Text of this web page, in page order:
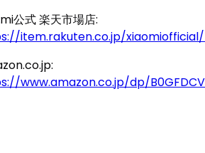
公式 楽天市場店:
item.rakuten.co.jp/
www.amazon.co.jp/dp/